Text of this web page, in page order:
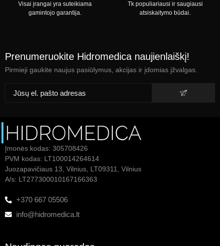
Visai įrangai yra suteikiama
gamintojo garantija.
Tk populiariausi ir saugiausi
atsiskaitymo būdai.
Prenumeruokite Hidromedica naujienlaiškį!
Pirmieji gaukite naujus pasiūlymus, akcijas ir įdomias įžvalgas.
Įmonės kodas: 305708426
PVM kodas: LT100014264614
Juozapavičiaus 13, Vilnius, LT09311, Vilnius
A/s: LT277300010167166363
+370 667 05506
info@hidromedica.lt